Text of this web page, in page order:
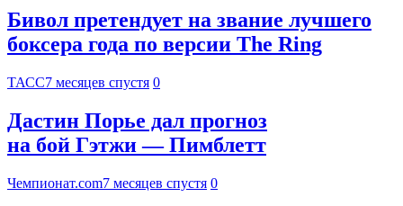
Бивол претендует на звание лучшего
боксера года по версии The Ring
ТАСС7 месяцев спустя 0
Дастин Порье дал прогноз
на бой Гэтжи — Пимблетт
Чемпионат.com7 месяцев спустя 0